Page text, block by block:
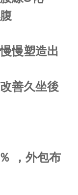
慢塑造出
善久坐後
，外包布